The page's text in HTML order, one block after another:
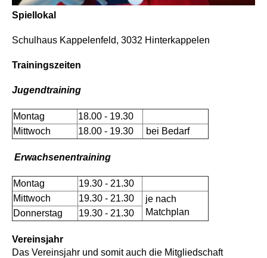
Spiellokal
Schulhaus Kappelenfeld, 3032 Hinterkappelen
Trainingszeiten
Jugendtraining
Montag
18.00 - 19.30
Mittwoch
18.00 - 19.30 bei Bedarf
Erwachsenentraining
Montag
19.30 - 21.30
Mittwoch
19.30 - 21.30
je nach
Matchplan
Donnerstag 19.30 - 21.30
Vereinsjahr
Das Vereinsjahr und somit auch die Mitgliedschaft